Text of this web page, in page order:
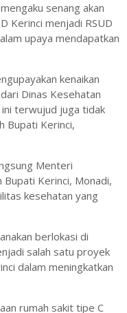
senang akan
Kerinci menjadi RSUD
upaya mendapatkan
kenaikan
Dinas Kesehatan
terwujud juga tidak
Bupati Kerinci,
Menteri
Kerinci, Monadi,
kesehatan yang
berlokasi di
salah satu proyek
dalam meningkatkan
rumah sakit tipe C